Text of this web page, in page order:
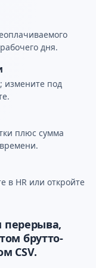
дня.
измените под
плюс сумма
в HR или откройте
перерыва,
брутто-
CSV.